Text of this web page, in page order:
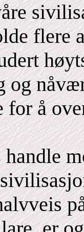
flere
og
for å